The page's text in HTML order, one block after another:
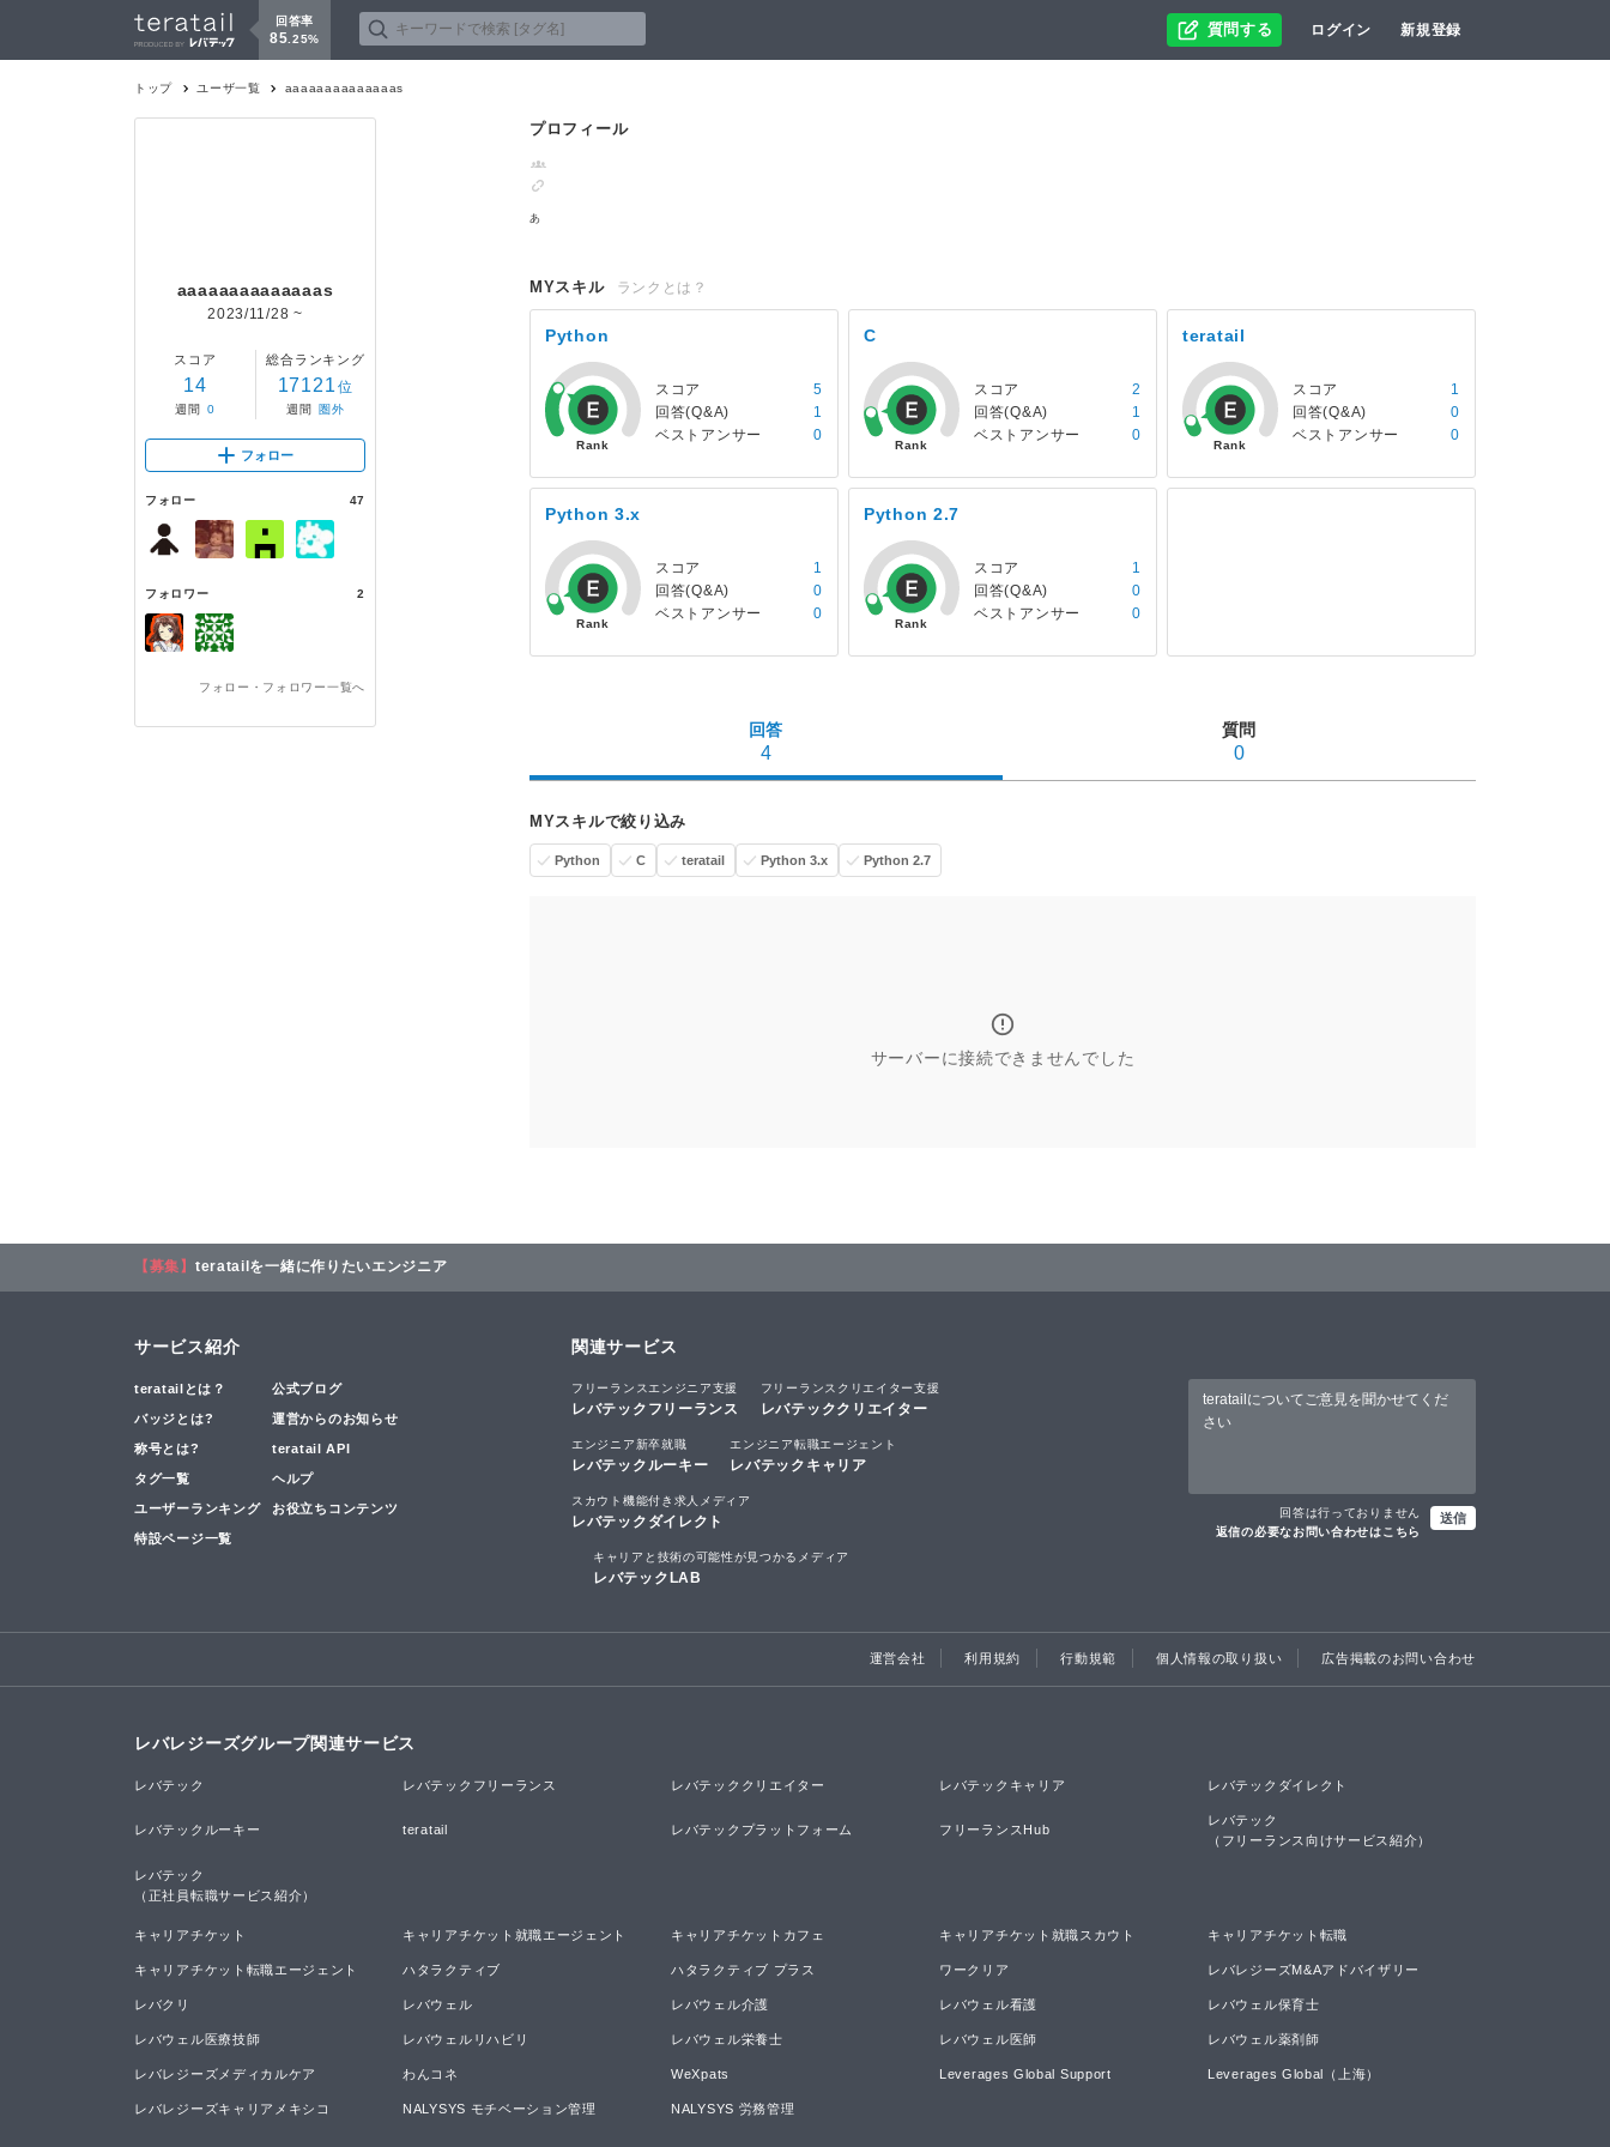
回答率
85 25% 質問する ログイン 新規登録
トップ ユーザ一覧 aaaaaaaaaaaaaas
aaaaaaaaaaaaaas
2023/11/28 ~
スコア
14
週間 0
総合ランキング
17121 位
週間 圏外
フォロー
フォロー 47
フォロワー 2
フォロー・フォロワー一覧へ
プロフィール
あ
MYスキル ランクとは？
Python
スコア
5
回答(Q&A)
1
ベストアンサー
0
C
スコア
2
回答(Q&A)
1
ベストアンサー
0
teratail
スコア
1
回答(Q&A)
0
ベストアンサー
0
Python 3.x
スコア
1
回答(Q&A)
0
ベストアンサー
0
Python 2.7
スコア
1
回答(Q&A)
0
ベストアンサー
0
回答
4
質問
0
MYスキルで絞り込み
Python C teratail Python 3.x Python 2.7
サーバーに接続できませんでした
【募集】 teratailを一緒に作りたいエンジニア
サービス紹介
teratailとは？ 公式ブログ
バッジとは? 運営からのお知らせ
称号とは? teratail API
タグ一覧 ヘルプ
ユーザーランキング お役立ちコンテンツ
特設ページ一覧
関連サービス
フリーランスエンジニア支援
レバテックフリーランス
フリーランスクリエイター支援
レバテッククリエイター
エンジニア新卒就職
レバテックルーキー
エンジニア転職エージェント
レバテックキャリア
スカウト機能付き求人メディア
レバテックダイレクト
キャリアと技術の可能性が見つかるメディア
レバテックLAB
回答は行っておりません
返信の必要なお問い合わせはこちら
送信
運営会社 利用規約 行動規範 個人情報の取り扱い 広告掲載のお問い合わせ
レバレジーズグループ関連サービス
レバテック レバテックフリーランス レバテッククリエイター レバテックキャリア レバテックダイレクト
レバテックルーキー teratail レバテックプラットフォーム フリーランスHub
レバテック
（フリーランス向けサービス紹介）
レバテック
（正社員転職サービス紹介）
キャリアチケット キャリアチケット就職エージェント キャリアチケットカフェ キャリアチケット就職スカウト キャリアチケット転職
キャリアチケット転職エージェント ハタラクティブ ハタラクティブ プラス ワークリア レバレジーズM&Aアドバイザリー
レバクリ レバウェル レバウェル介護 レバウェル看護 レバウェル保育士
レバウェル医療技師 レバウェルリハビリ レバウェル栄養士 レバウェル医師 レバウェル薬剤師
レバレジーズメディカルケア わんコネ WeXpats Leverages Global Support Leverages Global（上海）
レバレジーズキャリアメキシコ NALYSYS モチベーション管理 NALYSYS 労務管理